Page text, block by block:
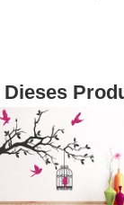
Dieses